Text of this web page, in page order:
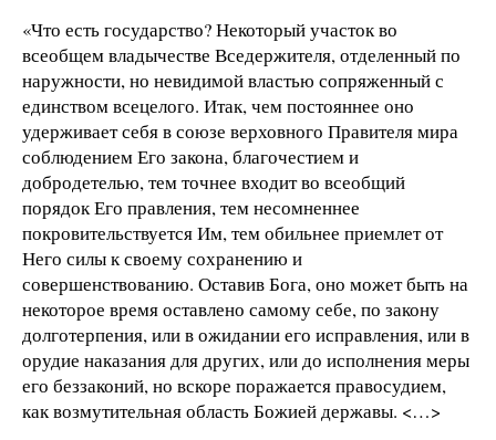
«Что есть государство? Некоторый участок во
всеобщем владычестве Вседержителя, отделенный по
наружности, но невидимой властью сопряженный с
единством всецелого. Итак, чем постояннее оно
удерживает себя в союзе верховного Правителя мира
соблюдением Его закона, благочестием и
добродетелью, тем точнее входит во всеобщий
порядок Его правления, тем несомненнее
покровительствуется Им, тем обильнее приемлет от
Него силы к своему сохранению и
совершенствованию. Оставив Бога, оно может быть на
некоторое время оставлено самому себе, по закону
долготерпения, или в ожидании его исправления, или в
орудие наказания для других, или до исполнения меры
его беззаконий, но вскоре поражается правосудием,
как возмутительная область Божией державы. <…>